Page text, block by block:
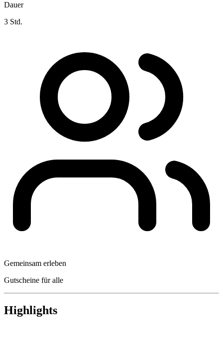
Dauer
3 Std.
Gemeinsam erleben
Gutscheine für alle
Highlights